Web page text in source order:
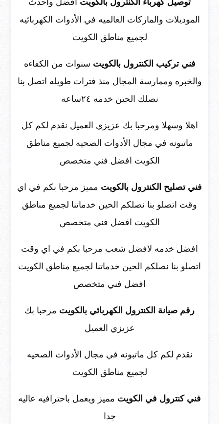
توصيل كهرباء الكنترول بالكويت افضل وأحدث
الموديلات والماركات العالميه في الأدوات الكهربائيه
لجميع مناطق الكويت
فني تركيب الكنترول بالكويت سنوات من الكفاءه
والخبره وممارسة المجال منذ فترات طويله اتصل بنا
نصلك الحين خدمه ٢٤ساعه
اهلا وسهلا ومرحبا بك عزيزي العميل نقدم لكم كل
ماتبونه في مجال الأدوات الصحيه لجميع مناطق
الكويت افضل فني متخصص
فني تصليح الكنترول بالكويت مميز مرحبا بكم في اي
وقت اتصلو بنا نصلكم الحين خدماتنا لجميع مناطق
الكويت افضل فني متخصص
افضل خدمه لافضل شعب مرحبا بكم في اي وقت
اتصلو بنا نصلكم الحين خدماتنا لجميع مناطق الكويت
افضل فني متخصص
رقم صيانة الكنترول الكهربائي بالكويت مرحبا بك
عزيزي العميل
نقدم لكم كل ماتبونه في مجال الأدوات الصحيه
لجميع مناطق الكويت
فني كنترول في الكويت مميز ويعمل باحترافيه عاليه
جدا